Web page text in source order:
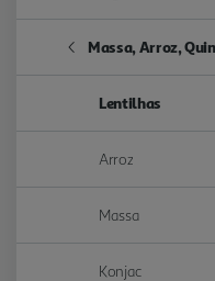
Massa, Arroz,
Refine by Categoria:
Lentilhas
selected
Arroz
Refine by Categoria:
Massa
Refine by Categoria:
Konjac